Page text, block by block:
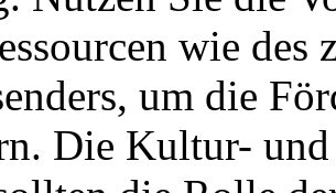
wie des
um die
Die Kultur-